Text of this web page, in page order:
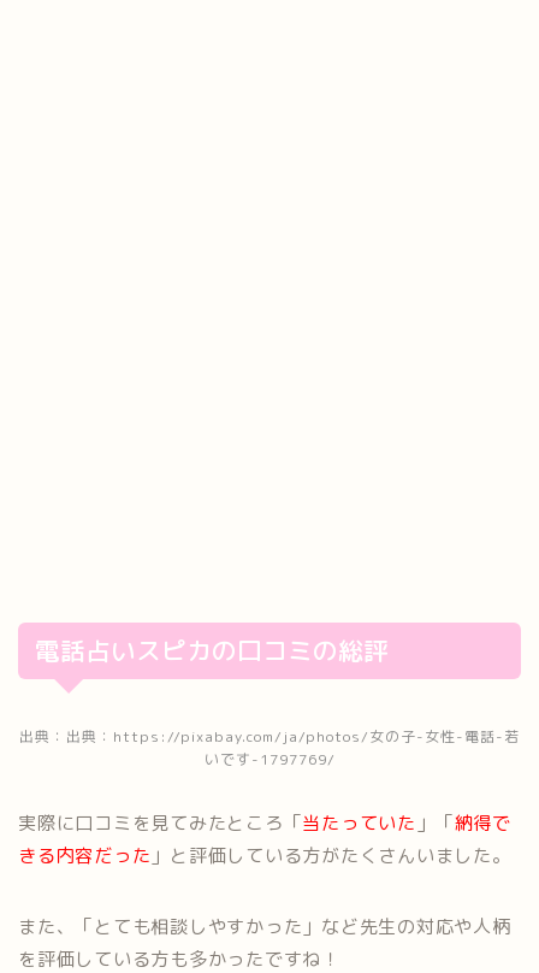
電話占いスピカの口コミの総評
出典：出典：https://pixabay.com/ja/photos/女の子-女性-電話-若
いです-1797769/
実際に口コミを見てみたところ「当たっていた 」「納得で
きる内容だった 」と評価している方がたくさんいました。
また、「とても相談しやすかった」など先生の対応や人柄
を評価している方も多かったですね！